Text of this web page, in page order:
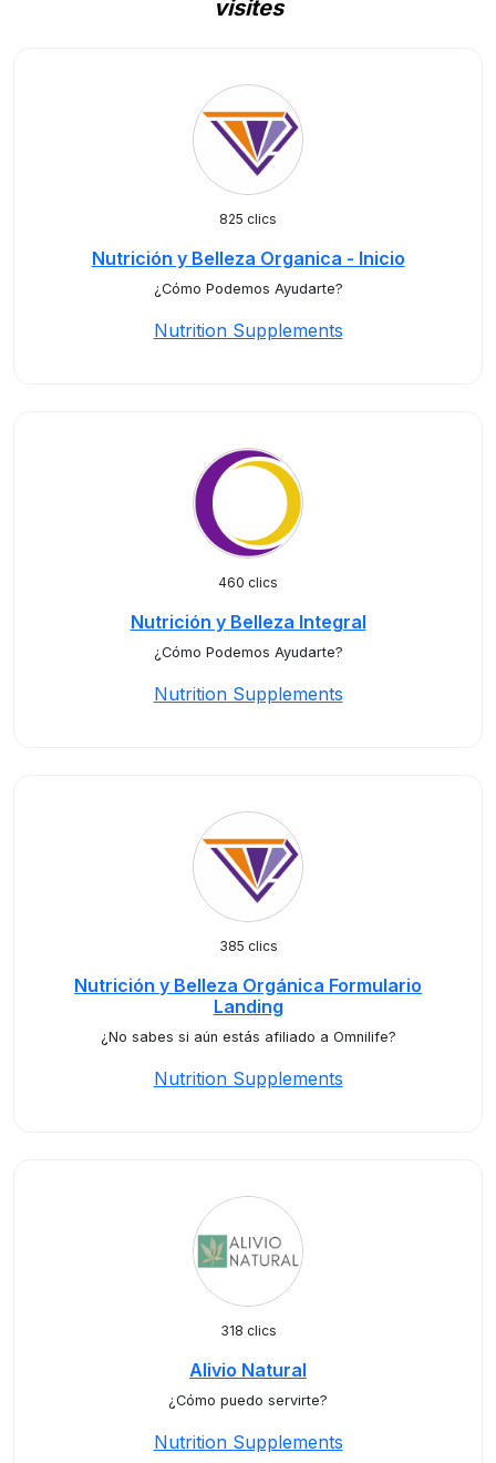
visites
825 clics
Nutrición y Belleza Organica - Inicio
¿Cómo Podemos Ayudarte?
Nutrition Supplements
460 clics
Nutrición y Belleza Integral
¿Cómo Podemos Ayudarte?
Nutrition Supplements
385 clics
Nutrición y Belleza Orgánica Formulario
Landing
¿No sabes si aún estás afiliado a Omnilife?
Nutrition Supplements
318 clics
Alivio Natural
¿Cómo puedo servirte?
Nutrition Supplements